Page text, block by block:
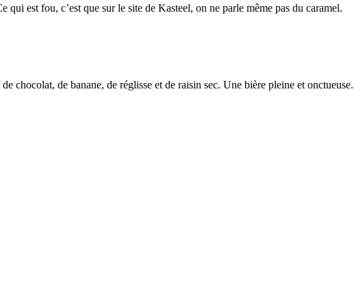
qui est fou, c’est que sur le site de Kasteel, on ne parle même pas du caramel.
chocolat, de banane, de réglisse et de raisin sec. Une bière pleine et onctueuse.